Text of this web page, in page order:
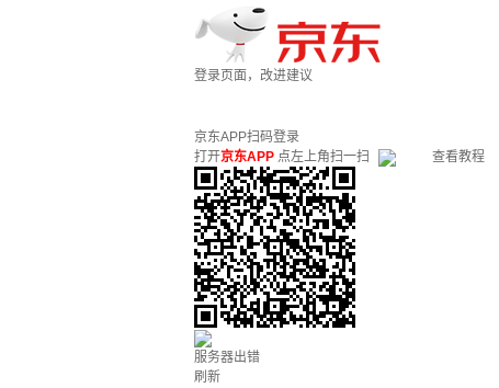
登录页面，改进建议
京东APP扫码登录
打开京东APP 点左上角扫一扫 查看教程
服务器出错
刷新